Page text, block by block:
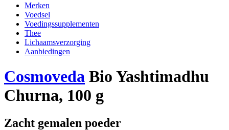
Merken
Voedsel
Voedingssupplementen
Thee
Lichaamsverzorging
Aanbiedingen
Cosmoveda Bio Yashtimadhu
Churna, 100 g
Zacht gemalen poeder